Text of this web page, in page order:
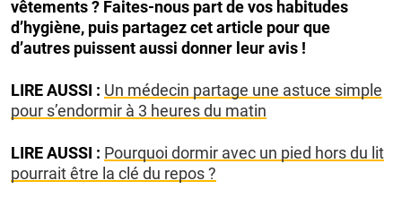
vêtements ? Faites-nous part de vos habitudes
d’hygiène, puis partagez cet article pour que
d’autres puissent aussi donner leur avis !
LIRE AUSSI : Un médecin partage une astuce simple
pour s’endormir à 3 heures du matin
LIRE AUSSI : Pourquoi dormir avec un pied hors du lit
pourrait être la clé du repos ?